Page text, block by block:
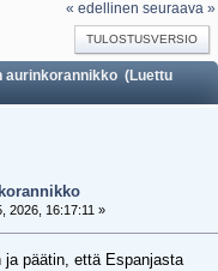
« edellinen seuraava »
TULOSTUSVERSIO
aurinkorannikko (Luettu
2026, 16:17:11 »
päätin, että Espanjasta